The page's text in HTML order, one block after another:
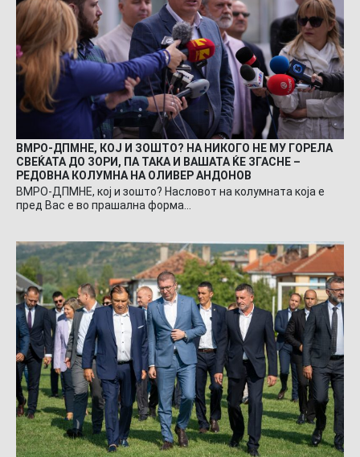
ВМРО-ДПМНЕ, КОЈ И ЗОШТО? НА НИКОГО НЕ МУ ГОРЕЛА
СВЕЌАТА ДО ЗОРИ, ПА ТАКА И ВАШАТА ЌЕ ЗГАСНЕ –
РЕДОВНА КОЛУМНА НА ОЛИВЕР АНДОНОВ
ВМРО-ДПМНЕ, кој и зошто? Насловот на колумната која е
пред Вас е во прашална форма…